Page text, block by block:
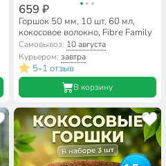
659 ₽
Горшок 50 мм, 10 шт, 60 мл,
кокосовое волокно, Fibre Family
Самовывоз: 10 августа
Курьером: завтра
5•1 отзыв
В корзину